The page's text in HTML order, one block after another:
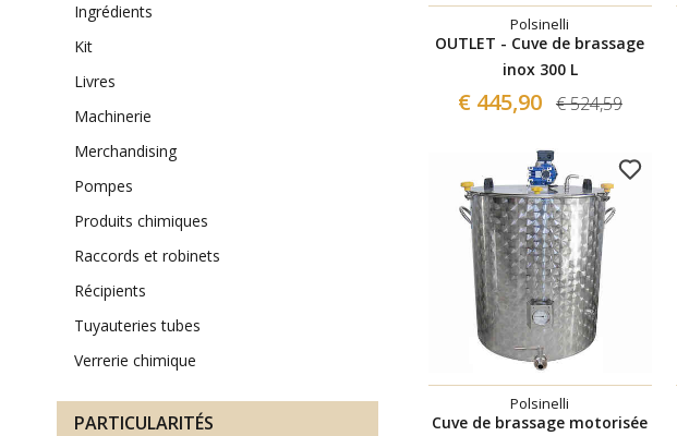
ingrédients
kit
livres
machinerie
merchandising
pompes
produits chimiques
raccords et robinets
récipients
tuyauteries tubes
verrerie chimique
PARTICULARITÉS
Polsinelli
OUTLET - Cuve de brassage
inox 300 L
€ 445,90 € 524,59
Polsinelli
Cuve de brassage motorisée